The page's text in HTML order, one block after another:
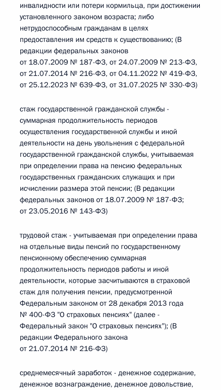
инвалидности или потери кормильца, при достижении
установленного законом возраста; либо
нетрудоспособным гражданам в целях
предоставления им средств к существованию; (В
редакции федеральных законов
от 18.07.2009 № 187-ФЗ, от 24.07.2009 № 213-ФЗ,
от 21.07.2014 № 216-ФЗ, от 04.11.2022 № 419-ФЗ,
от 25.12.2023 № 639-ФЗ, от 31.07.2025 № 330-ФЗ)
стаж государственной гражданской службы -
суммарная продолжительность периодов
осуществления государственной службы и иной
деятельности на день увольнения с федеральной
государственной гражданской службы, учитываемая
при определении права на пенсию федеральных
государственных гражданских служащих и при
исчислении размера этой пенсии; (В редакции
федеральных законов от 18.07.2009 № 187-ФЗ;
от 23.05.2016 № 143-ФЗ)
трудовой стаж - учитываемая при определении права
на отдельные виды пенсий по государственному
пенсионному обеспечению суммарная
продолжительность периодов работы и иной
деятельности, которые засчитываются в страховой
стаж для получения пенсии, предусмотренной
Федеральным законом от 28 декабря 2013 года
№ 400-ФЗ "О страховых пенсиях" (далее -
Федеральный закон "О страховых пенсиях"); (В
редакции Федерального закона
от 21.07.2014 № 216-ФЗ)
среднемесячный заработок - денежное содержание,
денежное вознаграждение, денежное довольствие,